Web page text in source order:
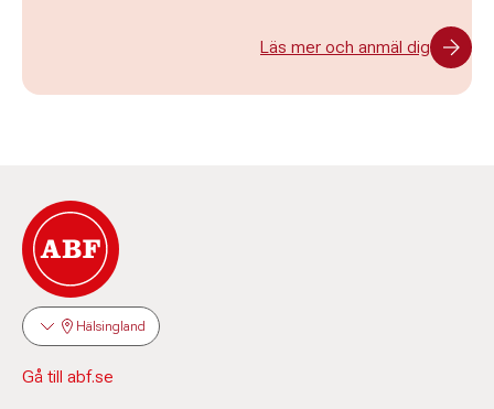
Läs mer och anmäl dig
Hälsingland
Gå till abf.se